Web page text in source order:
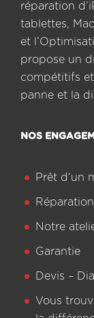
réparation
tablettes,
et
propose un
compétitifs
panne et la
NOS
Prêt d’un
Notre
Garantie
Devis –
Vous